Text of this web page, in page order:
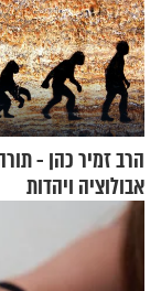
הרב זמיר כהן -
אבולוציה ויהדות